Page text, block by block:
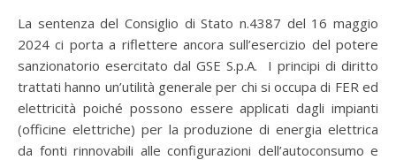
La sentenza del Consiglio di Stato n.4387 del 16 maggio
2024 ci porta a riflettere ancora sull’esercizio del potere
sanzionatorio esercitato dal GSE S.p.A. I principi di diritto
trattati hanno un’utilità generale per chi si occupa di FER ed
elettricità poiché possono essere applicati dagli impianti
(officine elettriche) per la produzione di energia elettrica
da fonti rinnovabili alle configurazioni dell’autoconsumo e